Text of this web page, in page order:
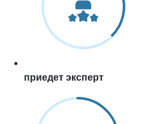
приедет эксперт